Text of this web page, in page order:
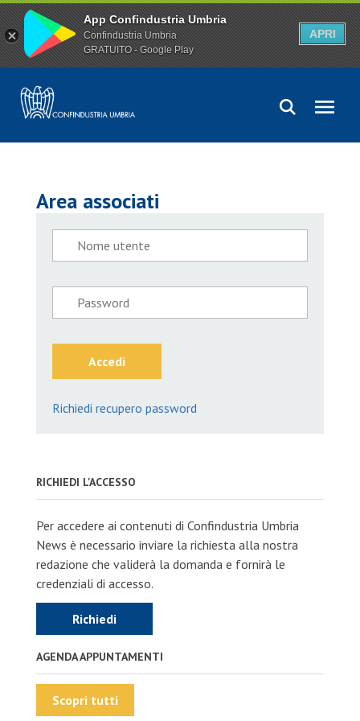
Area associati
Accedi
Richiedi recupero password
RICHIEDI L'ACCESSO
Per accedere ai contenuti di Confindustria Umbria
News è necessario inviare la richiesta alla nostra
redazione che validerà la domanda e fornirà le
credenziali di accesso.
Richiedi
AGENDA APPUNTAMENTI
Scopri tutti
App Confindustria Umbria
Confindustria Umbria
GRATUITO - Google Play
APRI